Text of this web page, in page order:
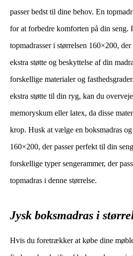
passer bedst til dine behov. En
for at forbedre komforten på din seng.
topmadrasser i størrelsen 160×200,
ekstra støtte og beskyttelse af din
forskellige materialer og
ekstra støtte til din ryg, kan du
memoryskum eller latex, da disse
krop. Husk at vælge en boksmadras og
160×200, der passer perfekt til din
forskellige typer sengerammer, der
topmadras i denne størrelse.
Jysk boksmadras i
Hvis du foretrækker at købe dine